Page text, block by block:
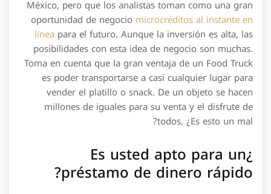
México, pero que los analistas toman como una gran
oportunidad de negocio microcréditos al instante en
linea para el futuro. Aunque la inversión es alta, las
posibilidades con esta idea de negocio son muchas.
Toma en cuenta que la gran ventaja de un Food Truck
es poder transportarse a casi cualquier lugar para
vender el platillo o snack. De un objeto se hacen
millones de iguales para su venta y el disfrute de
todos, ¿Es esto un mal?
¿Es usted apto para un
préstamo de dinero rápido?